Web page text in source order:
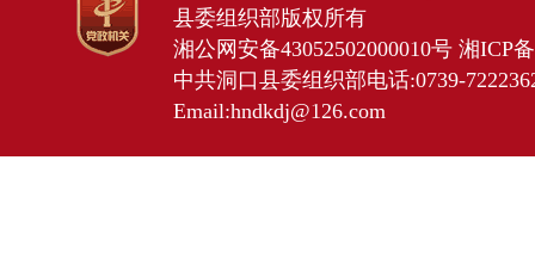
县委组织部版权所有
湘公网安备43052502000010号 湘ICP
中共洞口县委组织部电话:0739-
Email:hndkdj@126.com